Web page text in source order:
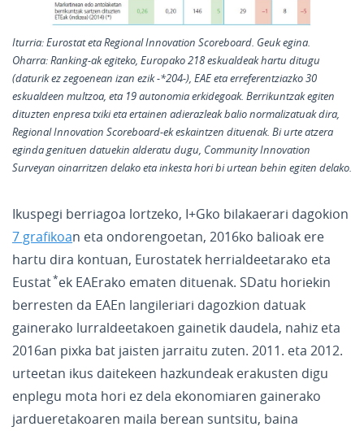
Iturria:Eurostat eta Regional Innovation Scoreboard. Geuk egina.
Oharra:Ranking-ak egiteko, Europako 218 eskualdeak hartu ditugu
(daturik ez zegoenean izan ezik -*204-), EAE eta erreferentziazko 30
eskualdeen multzoa, eta 19 autonomia erkidegoak. Berrikuntzak egiten
dituzten enpresa txiki eta ertainen adierazleak balio normalizatuak dira,
Regional Innovation Scoreboard-ek eskaintzen dituenak. Bi urte atzera
eginda genituen datuekin alderatu dugu, Community Innovation
Surveyan oinarritzen delako eta inkesta hori bi urtean behin egiten delako.
Ikuspegi berriagoa lortzeko, I+Gko bilakaerari dagokion
7 grafikoan eta ondorengoetan, 2016ko balioak ere
hartu dira kontuan, Eurostatek herrialdeetarako eta
Eustat ek EAErako ematen dituenak. SDatu horiekin
berresten da EAEn langileriari dagozkion datuak
gainerako lurraldeetakoen gainetik daudela, nahiz eta
2016an pixka bat jaisten jarraitu zuten. 2011. eta 2012.
urteetan ikus daitekeen hazkundeak erakusten digu
enplegu mota hori ez dela ekonomiaren gainerako
jardueretakoaren maila berean suntsitu, baina